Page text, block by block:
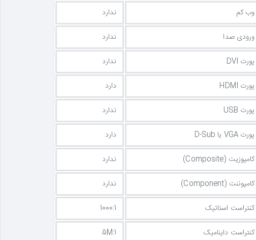
وب کم
ندارد
ورودی صدا
ندارد
پورت DVI
ندارد
پورت HDMI
دارد
پورت USB
ندارد
پورت VGA یا D-Sub
دارد
کامپوزیت (Composite)
ندارد
کامپوننت (Component)
ندارد
کنتراست استاتیک
1000:1
کنتراست داینامیک
5M:1